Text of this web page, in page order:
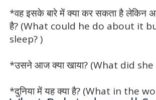
*वह इसके बारे में क्या कर सकता है लेकिन
है? (What could he do about it
sleep? )
*उसने आज क्या खाया? (What did
*दुनिया में यह क्या है? (What in the